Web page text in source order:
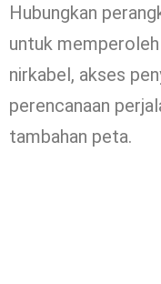
Hubungkan
untuk
nirkabel, akses
perencanaan
tambahan peta.